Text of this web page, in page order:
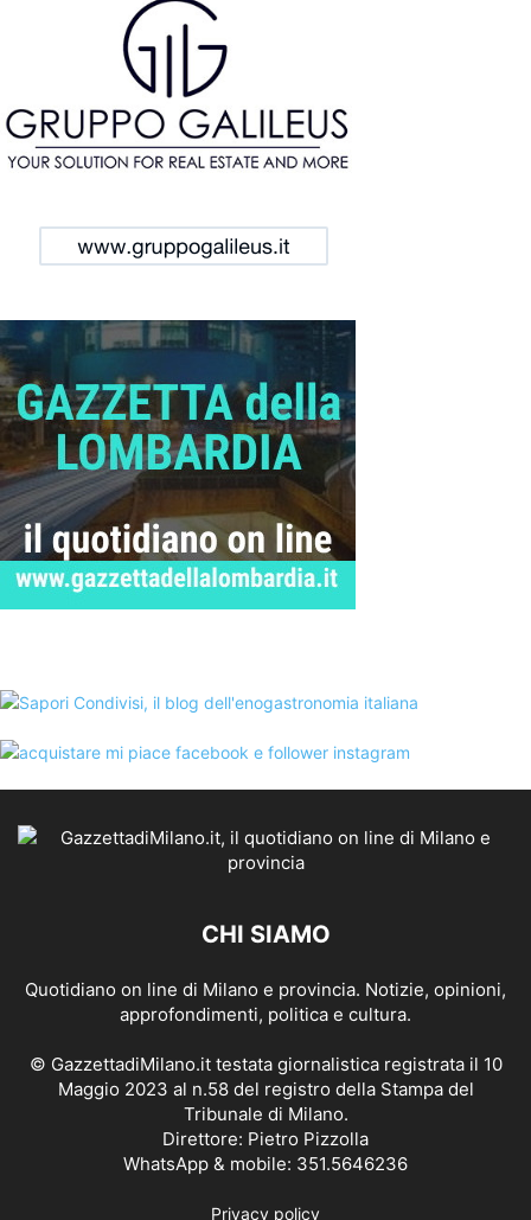
CHI SIAMO
Quotidiano on line di Milano e provincia. Notizie, opinioni,
approfondimenti, politica e cultura.
© GazzettadiMilano.it testata giornalistica registrata il 10
Maggio 2023 al n.58 del registro della Stampa del
Tribunale di Milano.
Direttore: Pietro Pizzolla
WhatsApp & mobile: 351.5646236
Privacy policy